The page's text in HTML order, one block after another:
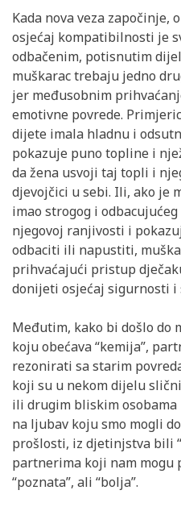
Kada nova veza započinje,
osjećaj kompatibilnosti je
odbačenim, potisnutim
muškarac trebaju jedno
jer međusobnim
emotivne povrede.
dijete imala hladnu i
pokazuje puno topline i
da žena usvoji taj topli i
djevojčici u sebi. Ili, ako je
imao strogog i
njegovoj ranjivosti i
odbaciti ili napustiti,
prihvaćajući pristup
donijeti osjećaj sigurnosti i
Međutim, kako bi došlo do
koju obećava “kemija”,
rezonirati sa starim
koji su u nekom dijelu
ili drugim bliskim
na ljubav koju smo mogli
prošlosti, iz djetinjstva bili
partnerima koji nam
“poznata”, ali “bolja”.